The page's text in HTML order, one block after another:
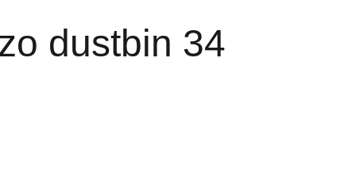
dustbin 34